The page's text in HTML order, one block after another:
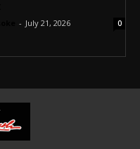
- July 21, 2026 0